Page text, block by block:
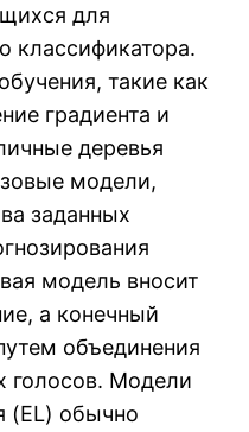
для
классификатора.
такие как
градиента и
деревья
модели,
заданных
модель вносит
а конечный
объединения
голосов. Модели
(EL) обычно